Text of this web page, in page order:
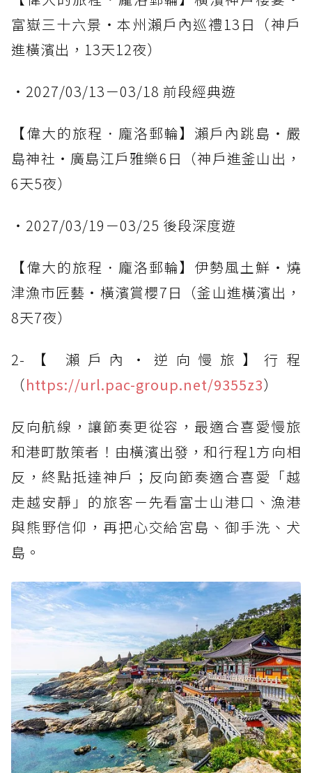
富嶽三十六景・本州瀨戶內巡禮13日（神戶
進橫濱出，13天12夜）
・2027/03/13－03/18 前段經典遊
【偉大的旅程．龐洛郵輪】瀨戶內跳島・嚴
島神社・廣島江戶雅樂6日（神戶進釜山出，
6天5夜）
・2027/03/19－03/25 後段深度遊
【偉大的旅程．龐洛郵輪】伊勢風土鮮・燒
津漁市匠藝・橫濱賞櫻7日（釜山進橫濱出，
8天7夜）
2-【 瀨戶內・逆向慢旅】行程
（https://url.pac-group.net/9355z3）
反向航線，讓節奏更從容，最適合喜愛慢旅
和港町散策者！由橫濱出發，和行程1方向相
反，終點抵達神戶；反向節奏適合喜愛「越
走越安靜」的旅客－先看富士山港口、漁港
與熊野信仰，再把心交給宮島、御手洗、犬
島。